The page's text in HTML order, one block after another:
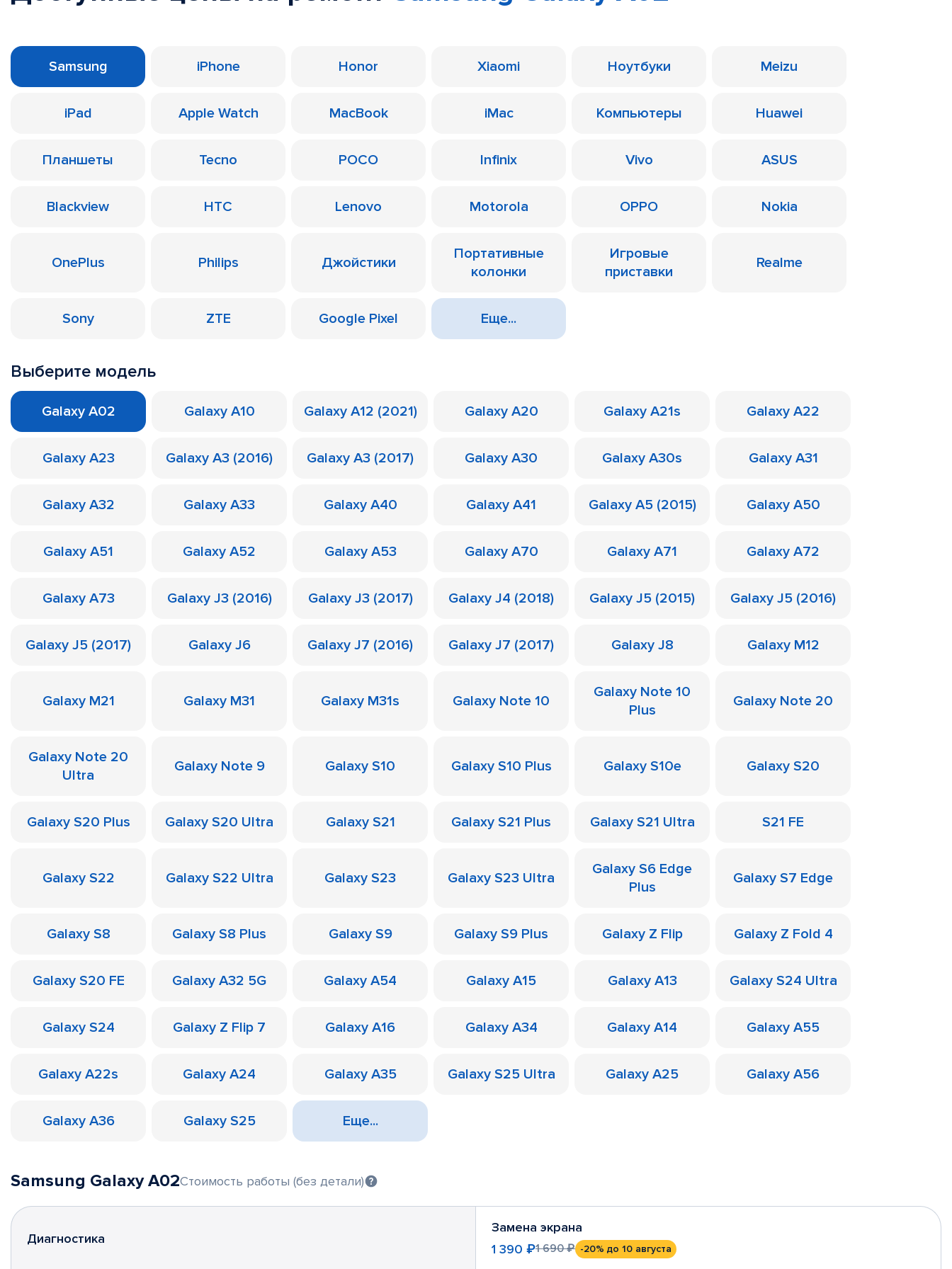
Samsung iPhone Honor Xiaomi Ноутбуки Meizu
iPad Apple Watch MacBook iMac Компьютеры Huawei
Планшеты Tecno POCO Infinix Vivo ASUS
Blackview HTC Lenovo Motorola OPPO Nokia
OnePlus Philips Джойстики
Портативные
колонки
Игровые
приставки
Realme
Sony ZTE Google Pixel Еще...
Выберите модель
Galaxy A02 Galaxy A10 Galaxy A12 (2021) Galaxy A20 Galaxy A21s Galaxy A22
Galaxy A23 Galaxy A3 (2016) Galaxy A3 (2017) Galaxy A30 Galaxy A30s Galaxy A31
Galaxy A32 Galaxy A33 Galaxy A40 Galaxy A41 Galaxy A5 (2015) Galaxy A50
Galaxy A51 Galaxy A52 Galaxy A53 Galaxy A70 Galaxy A71 Galaxy A72
Galaxy A73 Galaxy J3 (2016) Galaxy J3 (2017) Galaxy J4 (2018) Galaxy J5 (2015) Galaxy J5 (2016)
Galaxy J5 (2017) Galaxy J6 Galaxy J7 (2016) Galaxy J7 (2017) Galaxy J8 Galaxy M12
Galaxy M21 Galaxy M31 Galaxy M31s Galaxy Note 10
Galaxy Note 10
Plus
Galaxy Note 20
Galaxy Note 20
Ultra
Galaxy Note 9 Galaxy S10 Galaxy S10 Plus Galaxy S10e Galaxy S20
Galaxy S20 Plus Galaxy S20 Ultra Galaxy S21 Galaxy S21 Plus Galaxy S21 Ultra S21 FE
Galaxy S22 Galaxy S22 Ultra Galaxy S23 Galaxy S23 Ultra
Galaxy S6 Edge
Plus
Galaxy S7 Edge
Galaxy S8 Galaxy S8 Plus Galaxy S9 Galaxy S9 Plus Galaxy Z Flip Galaxy Z Fold 4
Galaxy S20 FE Galaxy A32 5G Galaxy A54 Galaxy A15 Galaxy A13 Galaxy S24 Ultra
Galaxy S24 Galaxy Z Flip 7 Galaxy A16 Galaxy A34 Galaxy A14 Galaxy A55
Galaxy A22s Galaxy A24 Galaxy A35 Galaxy S25 Ultra Galaxy A25 Galaxy A56
Galaxy A36 Galaxy S25 Еще...
Samsung Galaxy A02Стоимость работы (без детали)
Диагностика
Замена экрана
1 390 ₽1 690 ₽ -20% до 10 августа